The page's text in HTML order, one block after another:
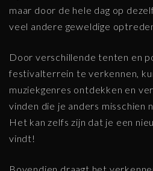
maar door de hele dag op
veel andere geweldige
Door verschillende tenten en
festivalterrein te verkennen,
muziekgenres ontdekken en
vinden die je anders misschien
Het kan zelfs zijn dat je een
vindt!